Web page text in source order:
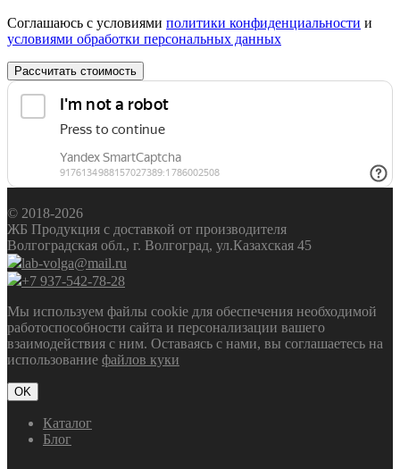
Соглашаюсь с условиями политики конфиденциальности и
условиями обработки персональных данных
Рассчитать стоимость
© 2018-2026
ЖБ Продукция с доставкой от производителя
Волгоградская обл., г. Волгоград, ул.Казахская 45
lab-volga@mail.ru
+7 937-542-78-28
Мы используем файлы cookie для обеспечения необходимой
работоспособности сайта и персонализации вашего
взаимодействия с ним. Оставаясь с нами, вы соглашаетесь на
использование файлов куки
OK
Каталог
Блог